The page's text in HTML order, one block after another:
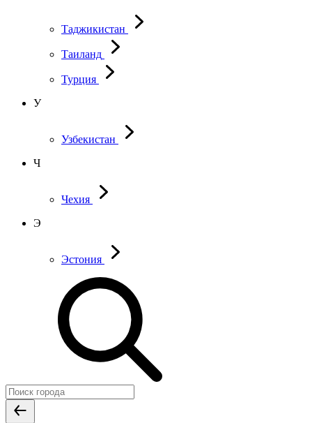
Таджикистан
Таиланд
Турция
У
Узбекистан
Ч
Чехия
Э
Эстония